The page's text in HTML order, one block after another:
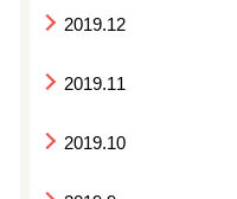
2019.12
2019.11
2019.10